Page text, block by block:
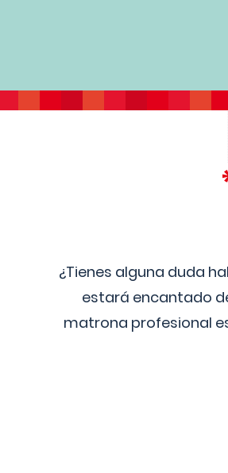
¿Tienes alguna duda
estará encantado
matrona profesional